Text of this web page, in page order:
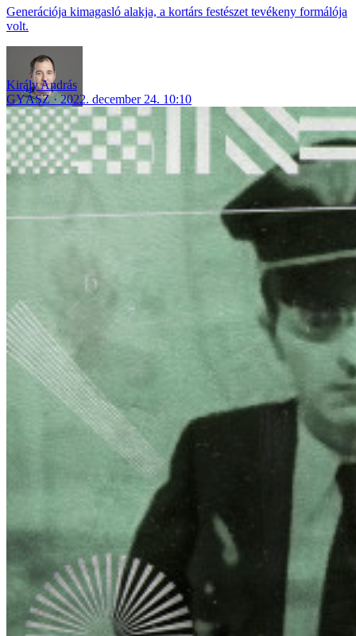
Generációja kimagasló alakja, a kortárs festészet tevékeny formálója
volt.
Király András
GYÁSZ
2022. december 24. 10:10